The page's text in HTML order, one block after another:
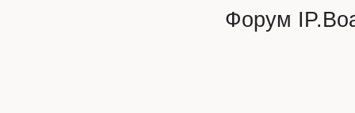
Форум